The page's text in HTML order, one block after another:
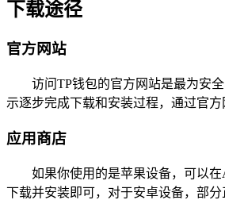
下载途径
官方网站
访问TP钱包的官方网站是最为安
示逐步完成下载和安装过程，通过官
应用商店
如果你使用的是苹果设备，可以
下载并安装即可，对于安卓设备，部